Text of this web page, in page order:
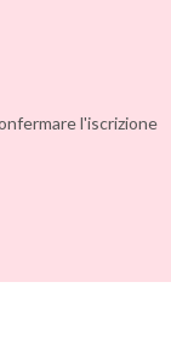
l'iscrizione